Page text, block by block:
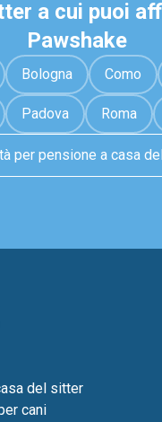
a cui puoi
Pawshake
Bologna Como
Padova Roma
per pensione a casa
del sitter
cani